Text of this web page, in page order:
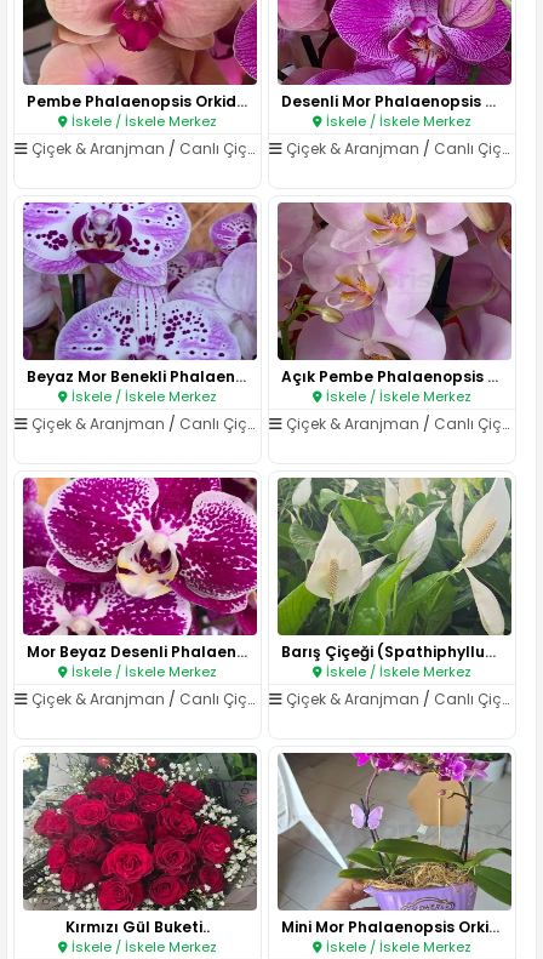
Pembe Phalaenopsis Orkide..
İskele / İskele Merkez
Çiçek & Aranjman / Canlı Çiçekler
Desenli Mor Phalaenopsis Orkid..
İskele / İskele Merkez
Çiçek & Aranjman / Canlı Çiçekler
Beyaz Mor Benekli Phalaenopsis..
İskele / İskele Merkez
Çiçek & Aranjman / Canlı Çiçekler
Açık Pembe Phalaenopsis Orkide..
İskele / İskele Merkez
Çiçek & Aranjman / Canlı Çiçekler
Mor Beyaz Desenli Phalaenopsis..
İskele / İskele Merkez
Çiçek & Aranjman / Canlı Çiçekler
Barış Çiçeği (Spathiphyllum)..
İskele / İskele Merkez
Çiçek & Aranjman / Canlı Çiçekler
Kırmızı Gül Buketi..
İskele / İskele Merkez
Mini Mor Phalaenopsis Orkide A..
İskele / İskele Merkez